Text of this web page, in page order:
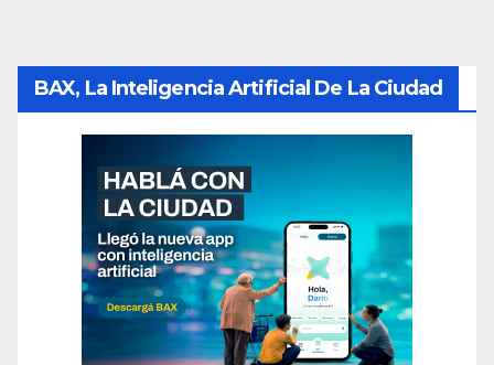
BAX, La Inteligencia Artificial De La Ciudad